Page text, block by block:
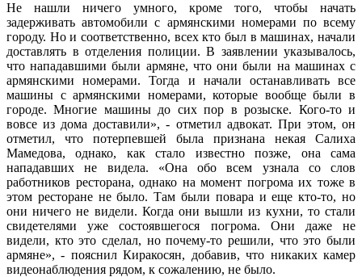
Не нашли ничего умного, кроме того, чтобы начать
задерживать автомобили с армянскими номерами по всему
городу. Но и соответственно, всех кто был в машинах, начали
доставлять в отделения полиции. В заявлении указывалось,
что нападавшими были армяне, что они были на машинах с
армянскими номерами. Тогда и начали останавливать все
машины с армянскими номерами, которые вообще были в
городе. Многие машины до сих пор в розыске. Кого-то и
вовсе из дома доставили», - отметил адвокат. При этом, он
отметил, что потерпевшей была признана некая Салиха
Мамедова, однако, как стало известно позже, она сама
нападавших не видела. «Она обо всем узнала со слов
работников ресторана, однако на момент погрома их тоже в
этом ресторане не было. Там были повара и еще кто-то, но
они ничего не видели. Когда они вышли из кухни, то стали
свидетелями уже состоявшегося погрома. Они даже не
видели, кто это сделал, но почему-то решили, что это были
армяне», - пояснил Киракосян, добавив, что никаких камер
видеонаблюдения рядом, к сожалению, не было.